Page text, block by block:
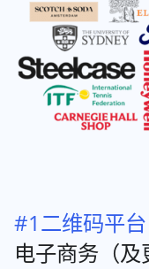
#1二维码平台
电子商务（及